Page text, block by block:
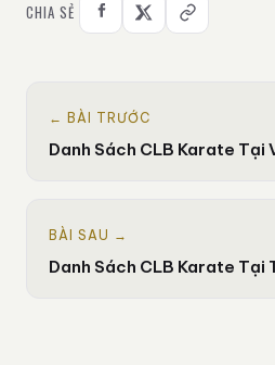
CHIA SẺ
← BÀI TRƯỚC
Danh Sách CLB Karate Tại
BÀI SAU →
Danh Sách CLB Karate Tại